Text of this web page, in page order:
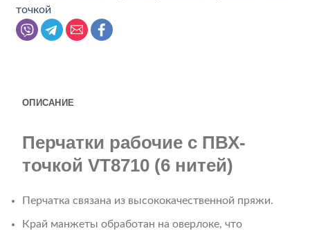
точкой
ОПИСАНИЕ
Перчатки рабочие c ПВХ-
точкой VT8710 (6 нитей)
Перчатка связана из высококачественной пряжи.
Край манжеты обработан на оверлоке, что